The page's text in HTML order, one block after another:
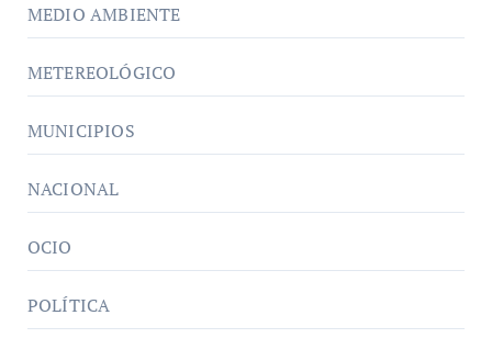
MEDIO AMBIENTE
METEREOLÓGICO
MUNICIPIOS
NACIONAL
OCIO
POLÍTICA